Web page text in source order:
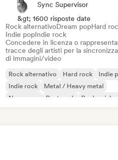
Sync Supervisor
&gt; 1600 risposte date
Rock alternativoDream popHard
Indie popIndie rock
Concedere in licenza o
tracce degli artisti per la
di immagini/video
Rock alternativo Hard rock
Indie
Indie rock
Metal / Heavy metal
New wave
Post punk Rock